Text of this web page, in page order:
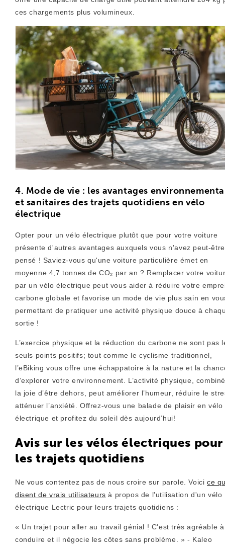
ces chargements plus volumineux.
4. Mode de vie : les avantages
et sanitaires des trajets quotidiens en vélo
électrique
Opter pour un vélo électrique plutôt que pour votre voiture
présente d'autres avantages auxquels vous n'avez peut-
pensé ! Saviez-vous qu'une voiture particulière émet en
moyenne 4,7 tonnes de CO₂ par an ? Remplacer votre
par un vélo électrique peut vous aider à réduire votre
carbone globale et favorise un mode de vie plus sain en
permettant de pratiquer une activité physique douce à
sortie !
L’exercice physique et la réduction du carbone ne sont pas
seuls points positifs; tout comme le cyclisme traditionnel,
l’eBiking vous offre une échappatoire à la nature et la
d’explorer votre environnement. L’activité physique,
la joie d’être dehors, peut améliorer l’humeur, réduire le
atténuer l’anxiété. Offrez-vous une balade de plaisir en vélo
électrique et profitez du soleil dès aujourd’hui!
Avis sur les vélos électriques pour
les trajets quotidiens
Ne vous contentez pas de nous croire sur parole. Voicice
disent de vrais utilisateurs à propos de l'utilisation d'un vélo
électrique Lectric pour leurs trajets quotidiens :
« Un trajet pour aller au travail génial ! C'est très agréable à
conduire et il négocie les côtes sans problème. » - Kaleo